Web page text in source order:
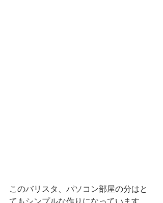
このバリスタ、パソコン部屋の分はと
てもシンプルな作りになっています。